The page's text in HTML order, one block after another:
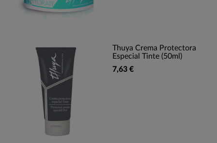
Thuya Crema Protectora
Especial Tinte (50ml)
7,63 €